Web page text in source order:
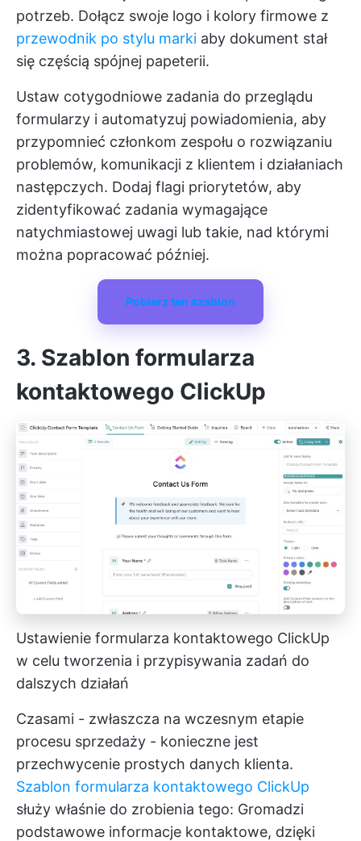
potrzeb. Dołącz swoje logo i kolory firmowe z
przewodnik po stylu marki aby dokument stał
się częścią spójnej papeterii.
Ustaw cotygodniowe zadania do przeglądu
formularzy i automatyzuj powiadomienia, aby
przypomnieć członkom zespołu o rozwiązaniu
problemów, komunikacji z klientem i działaniach
następczych. Dodaj flagi priorytetów, aby
zidentyfikować zadania wymagające
natychmiastowej uwagi lub takie, nad którymi
można popracować później.
Pobierz ten szablon
3. Szablon formularza
kontaktowego ClickUp
Ustawienie formularza kontaktowego ClickUp
w celu tworzenia i przypisywania zadań do
dalszych działań
Czasami - zwłaszcza na wczesnym etapie
procesu sprzedaży - konieczne jest
przechwycenie prostych danych klienta.
Szablon formularza kontaktowego ClickUp
służy właśnie do zrobienia tego: Gromadzi
podstawowe informacje kontaktowe, dzięki